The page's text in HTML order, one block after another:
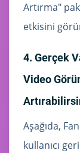
Artırma"
etkisini
4. Gerçek
Video
Aşağıda,
kullanıcı